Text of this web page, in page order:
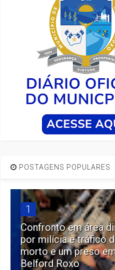
POSTAGENS POPULARES
1
Confronto em área
por milícia e tráfico
morto e um preso
Belford Roxo